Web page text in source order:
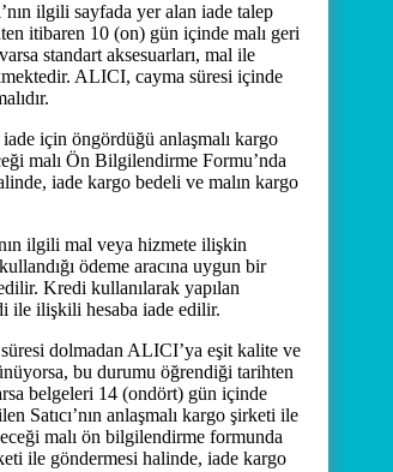
ilgili sayfada yer alan iade talep
itibaren 10 (on) gün içinde malı geri
standart aksesuarları, mal ile
ALICI, cayma süresi içinde
için öngördüğü anlaşmalı kargo
malı Ön Bilgilendirme Formu’nda
iade kargo bedeli ve malın kargo
ilgili mal veya hizmete ilişkin
ödeme aracına uygun bir
Kredi kullanılarak yapılan
ile ilişkili hesaba iade edilir.
dolmadan ALICI’ya eşit kalite ve
bu durumu öğrendiği tarihten
belgeleri 14 (ondört) gün içinde
anlaşmalı kargo şirketi ile
malı ön bilgilendirme formunda
ile göndermesi halinde, iade kargo